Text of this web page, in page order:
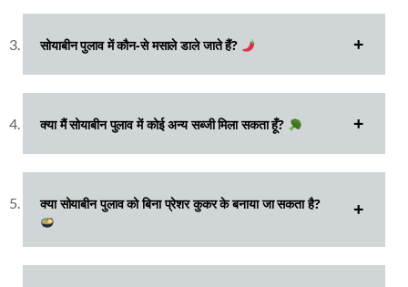
सोयाबीन पुलाव में कौन-से मसाले डाले जाते हैं?
क्या मैं सोयाबीन पुलाव में कोई अन्य सब्जी मिला सकता हूँ?
क्या सोयाबीन पुलाव को बिना प्रेशर कुकर के बनाया जा सकता है?